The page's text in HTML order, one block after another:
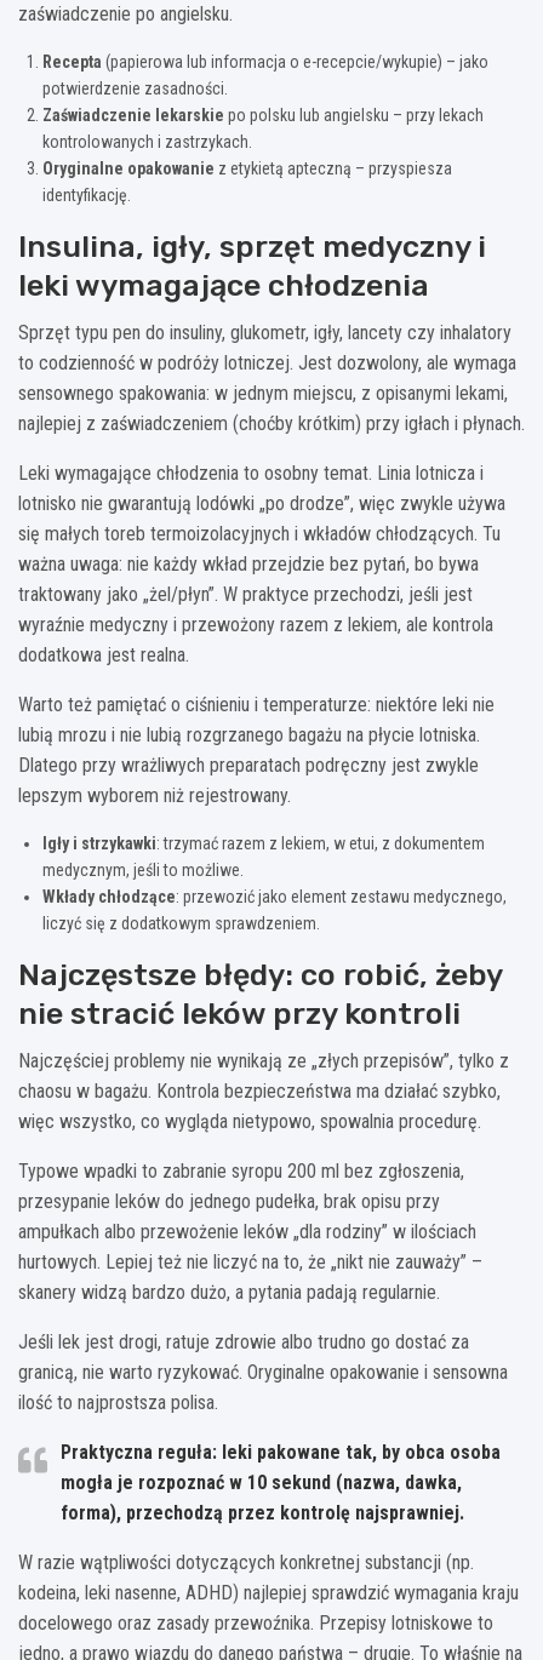
zaświadczenie po angielsku.
Recepta (papierowa lub informacja o e-recepcie/wykupie) – jako
potwierdzenie zasadności.
Zaświadczenie lekarskie po polsku lub angielsku – przy lekach
kontrolowanych i zastrzykach.
Oryginalne opakowanie z etykietą apteczną – przyspiesza
identyfikację.
Insulina, igły, sprzęt medyczny i
leki wymagające chłodzenia
Sprzęt typu pen do insuliny, glukometr, igły, lancety czy inhalatory
to codzienność w podróży lotniczej. Jest dozwolony, ale wymaga
sensownego spakowania: w jednym miejscu, z opisanymi lekami,
najlepiej z zaświadczeniem (choćby krótkim) przy igłach i płynach.
Leki wymagające chłodzenia to osobny temat. Linia lotnicza i
lotnisko nie gwarantują lodówki „po drodze”, więc zwykle używa
się małych toreb termoizolacyjnych i wkładów chłodzących. Tu
ważna uwaga: nie każdy wkład przejdzie bez pytań, bo bywa
traktowany jako „żel/płyn”. W praktyce przechodzi, jeśli jest
wyraźnie medyczny i przewożony razem z lekiem, ale kontrola
dodatkowa jest realna.
Warto też pamiętać o ciśnieniu i temperaturze: niektóre leki nie
lubią mrozu i nie lubią rozgrzanego bagażu na płycie lotniska.
Dlatego przy wrażliwych preparatach podręczny jest zwykle
lepszym wyborem niż rejestrowany.
Igły i strzykawki: trzymać razem z lekiem, w etui, z dokumentem
medycznym, jeśli to możliwe.
Wkłady chłodzące: przewozić jako element zestawu medycznego,
liczyć się z dodatkowym sprawdzeniem.
Najczęstsze błędy: co robić, żeby
nie stracić leków przy kontroli
Najczęściej problemy nie wynikają ze „złych przepisów”, tylko z
chaosu w bagażu. Kontrola bezpieczeństwa ma działać szybko,
więc wszystko, co wygląda nietypowo, spowalnia procedurę.
Typowe wpadki to zabranie syropu 200 ml bez zgłoszenia,
przesypanie leków do jednego pudełka, brak opisu przy
ampułkach albo przewożenie leków „dla rodziny” w ilościach
hurtowych. Lepiej też nie liczyć na to, że „nikt nie zauważy” –
skanery widzą bardzo dużo, a pytania padają regularnie.
Jeśli lek jest drogi, ratuje zdrowie albo trudno go dostać za
granicą, nie warto ryzykować. Oryginalne opakowanie i sensowna
ilość to najprostsza polisa.
Praktyczna reguła: leki pakowane tak, by obca osoba
mogła je rozpoznać w 10 sekund (nazwa, dawka,
forma), przechodzą przez kontrolę najsprawniej.
W razie wątpliwości dotyczących konkretnej substancji (np.
kodeina, leki nasenne, ADHD) najlepiej sprawdzić wymagania kraju
docelowego oraz zasady przewoźnika. Przepisy lotniskowe to
jedno, a prawo wjazdu do danego państwa – drugie. To właśnie na